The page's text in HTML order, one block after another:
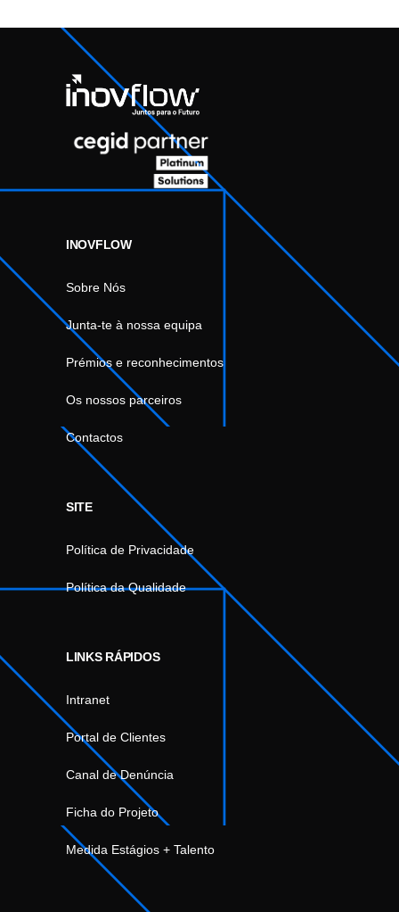
INOVFLOW
Sobre Nós
Junta-te à nossa equipa
Prémios e reconhecimentos
Os nossos parceiros
Contactos
SITE
Política de Privacidade
Política da Qualidade
LINKS RÁPIDOS
Intranet
Portal de Clientes
Canal de Denúncia
Ficha do Projeto
Medida Estágios + Talento